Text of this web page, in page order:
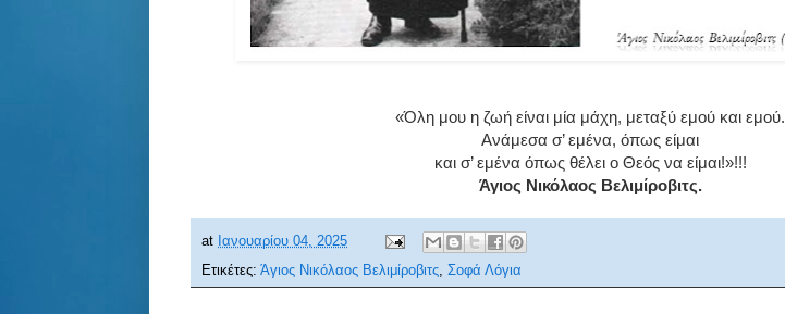
«Όλη μου η ζωή είναι μία μάχη, μεταξύ εμού και εμού.
Ανάμεσα σ’ εμένα, όπως είμαι
και σ’ εμένα όπως θέλει ο Θεός να είμαι!»!!!
Άγιος Νικόλαος Βελιμίροβιτς.
at Ιανουαρίου 04, 2025
Ετικέτες: Άγιος Νικόλαος Βελιμίροβιτς Σοφά Λόγια